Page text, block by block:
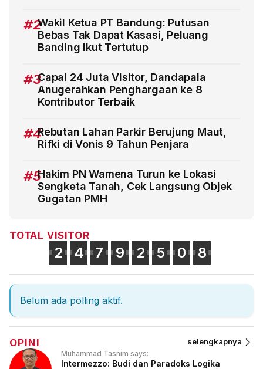
#2Wakil Ketua PT Bandung: Putusan
Bebas Tak Dapat Kasasi, Peluang
Banding Ikut Tertutup
#3Capai 24 Juta Visitor, Dandapala
Anugerahkan Penghargaan ke 8
Kontributor Terbaik
#4Rebutan Lahan Parkir Berujung Maut,
Rifki di Vonis 9 Tahun Penjara
#5Hakim PN Wamena Turun ke Lokasi
Sengketa Tanah, Cek Langsung Objek
Gugatan PMH
TOTAL VISITOR
2 4 7 9 2 5 0 8
Belum ada polling aktif.
OPINI selengkapnya
Muhammad Tasnim says:
Intermezzo: Budi dan Paradoks Logika